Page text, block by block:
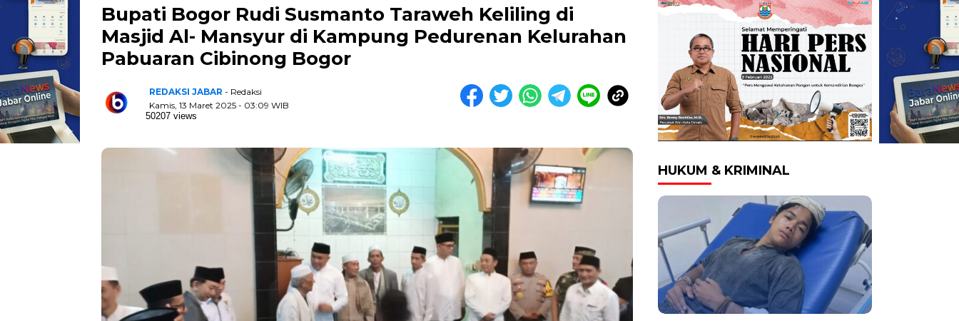
Bupati Bogor Rudi Susmanto Taraweh Keliling di
Masjid Al- Mansyur di Kampung Pedurenan Kelurahan
Pabuaran Cibinong Bogor
REDAKSI JABAR - Redaksi
Kamis, 13 Maret 2025 - 03:09 WIB
50207 views
HUKUM & KRIMINAL